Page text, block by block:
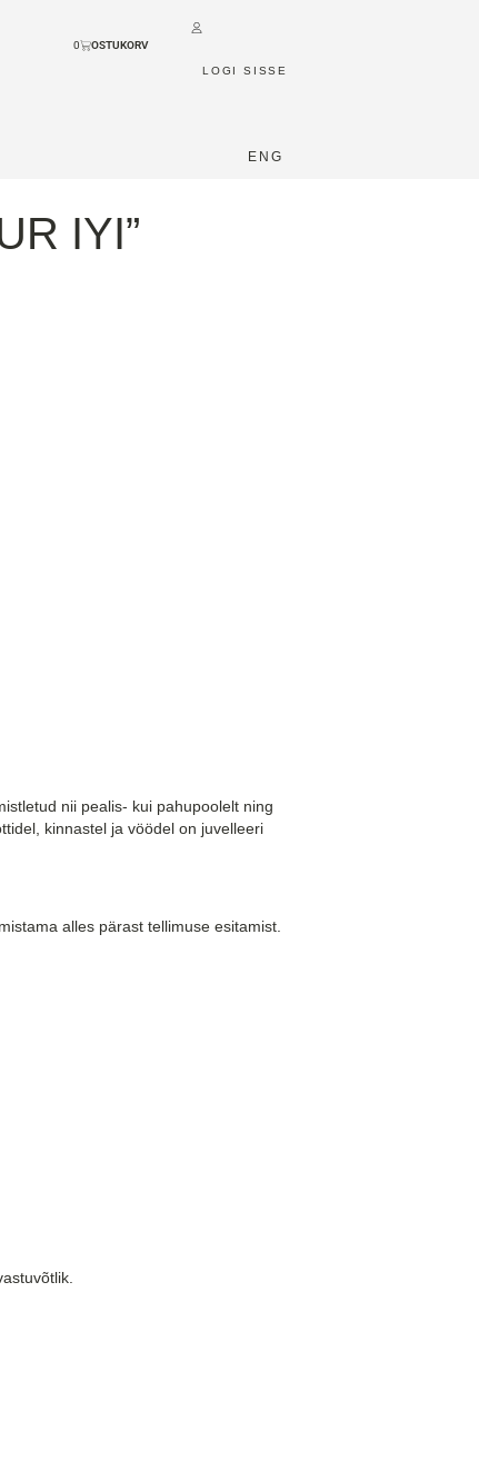
0
LOGI SISSE
ENG
IYI”
nii pealis- kui pahupoolelt ning
kinnastel ja vöödel on juvelleeri
alles pärast tellimuse esitamist.